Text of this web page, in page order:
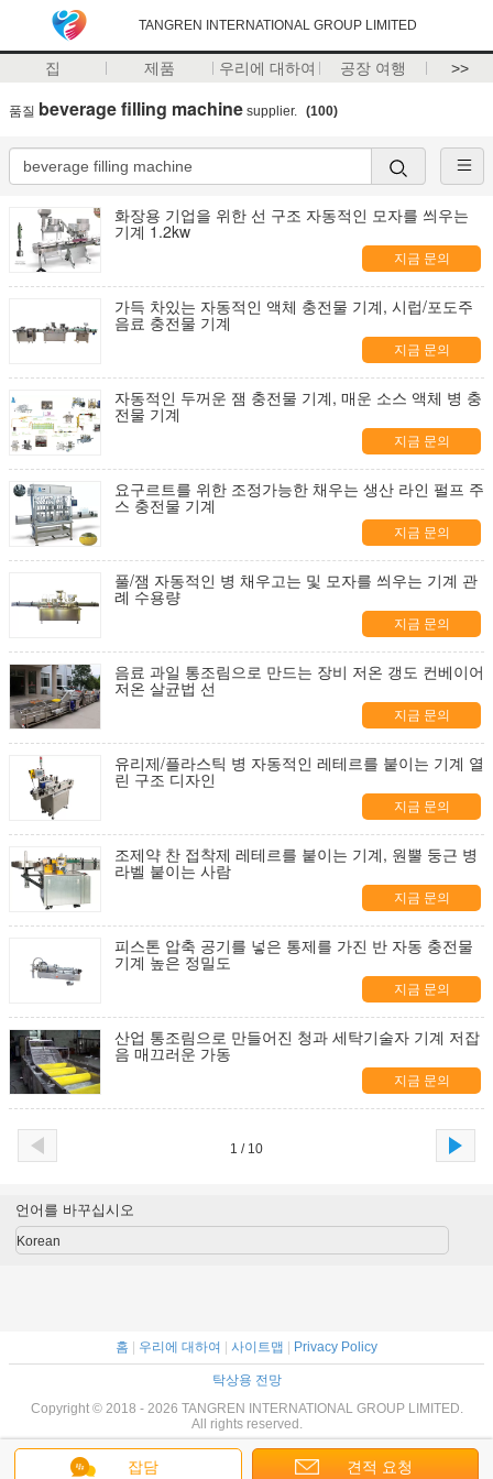
TANGREN INTERNATIONAL GROUP LIMITED
집 제품 우리에 대하여 공장 여행 >>
품질 beverage filling machine supplier. (100)
화장용 기업을 위한 선 구조 자동적인 모자를 씌우는
기계 1.2kw
지금 문의
가득 차있는 자동적인 액체 충전물 기계, 시럽/포도주
음료 충전물 기계
지금 문의
자동적인 두꺼운 잼 충전물 기계, 매운 소스 액체 병 충
전물 기계
지금 문의
요구르트를 위한 조정가능한 채우는 생산 라인 펄프 주
스 충전물 기계
지금 문의
풀/잼 자동적인 병 채우고는 및 모자를 씌우는 기계 관
례 수용량
지금 문의
음료 과일 통조림으로 만드는 장비 저온 갱도 컨베이어
저온 살균법 선
지금 문의
유리제/플라스틱 병 자동적인 레테르를 붙이는 기계 열
린 구조 디자인
지금 문의
조제약 찬 접착제 레테르를 붙이는 기계, 원뿔 둥근 병
라벨 붙이는 사람
지금 문의
피스톤 압축 공기를 넣은 통제를 가진 반 자동 충전물
기계 높은 정밀도
지금 문의
산업 통조림으로 만들어진 청과 세탁기술자 기계 저잡
음 매끄러운 가동
지금 문의
1 / 10
잡담 견적 요청
언어를 바꾸십시오
Korean
홈 우리에 대하여 사이트맵 Privacy Policy
탁상용 전망
Copyright © 2018 - 2026 TANGREN INTERNATIONAL GROUP LIMITED.
All rights reserved.